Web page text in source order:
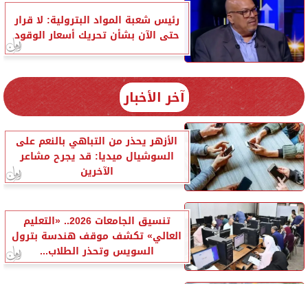
رئيس شعبة المواد البترولية: لا قرار
حتى الآن بشأن تحريك أسعار الوقود
آخر الأخبار
الأزهر يحذر من التباهي بالنعم على
السوشيال ميديا: قد يجرح مشاعر
الآخرين
تنسيق الجامعات 2026.. «التعليم
العالي» تكشف موقف هندسة بترول
السويس وتحذر الطلاب...